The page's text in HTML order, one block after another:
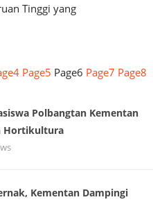
Tinggi yang
4 Page5 Page6 Page7 Page8
Polbangtan Kementan
Hortikultura
Kementan Dampingi